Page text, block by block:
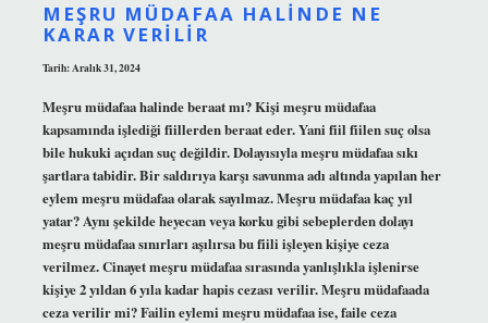
MEŞRU MÜDAFAA HALINDE NE
KARAR VERILIR
Tarih: Aralık 31, 2024
Meşru müdafaa halinde beraat mı? Kişi meşru müdafaa
kapsamında işlediği fiillerden beraat eder. Yani fiil fiilen suç olsa
bile hukuki açıdan suç değildir. Dolayısıyla meşru müdafaa sıkı
şartlara tabidir. Bir saldırıya karşı savunma adı altında yapılan her
eylem meşru müdafaa olarak sayılmaz. Meşru müdafaa kaç yıl
yatar? Aynı şekilde heyecan veya korku gibi sebeplerden dolayı
meşru müdafaa sınırları aşılırsa bu fiili işleyen kişiye ceza
verilmez. Cinayet meşru müdafaa sırasında yanlışlıkla işlenirse
kişiye 2 yıldan 6 yıla kadar hapis cezası verilir. Meşru müdafaada
ceza verilir mi? Failin eylemi meşru müdafaa ise, faile ceza